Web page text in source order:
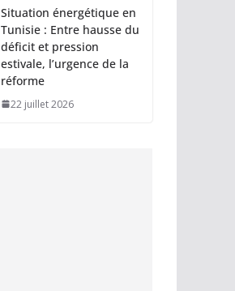
Situation énergétique en
Tunisie : Entre hausse du
déficit et pression
estivale, l’urgence de la
réforme
22 juillet 2026